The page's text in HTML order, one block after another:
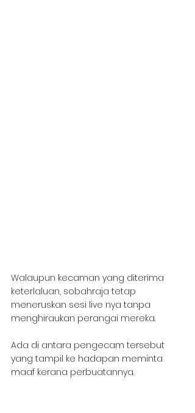
Walaupun kecaman yang diterima
keterlaluan, sobahraja tetap
meneruskan sesi live nya tanpa
menghiraukan perangai mereka.
Ada di antara pengecam tersebut
yang tampil ke hadapan meminta
maaf kerana perbuatannya.